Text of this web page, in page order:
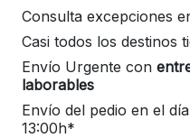
Consulta excepciones
Casi todos los destinos
Envío Urgente con
laborables
Envío del pedio en el
13:00h*